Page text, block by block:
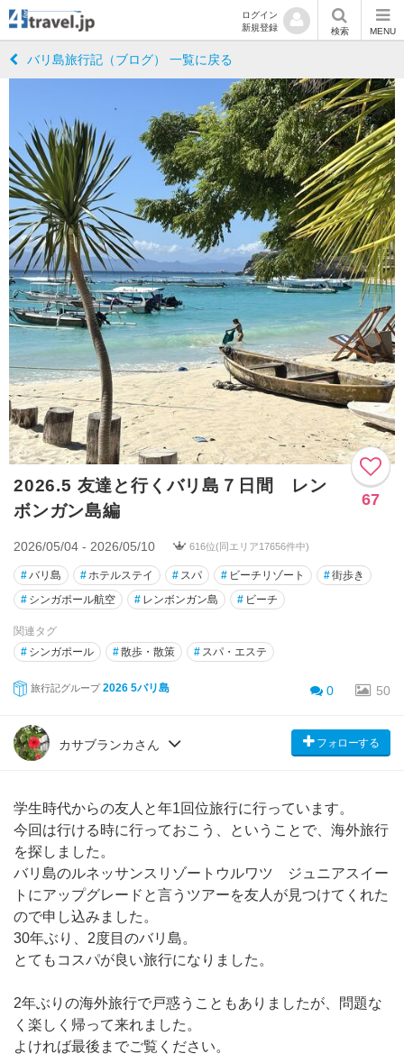
ログイン
新規登録
検索 MENU
バリ島旅行記（ブログ） 一覧に戻る
2026.5 友達と行くバリ島７日間 レン
ボンガン島編
67
2026/05/04 - 2026/05/10 616位(同エリア17656件中)
#バリ島 #ホテルステイ # スパ # ビーチリゾート #街歩き
# シンガポール航空 # レンボンガン島 # ビーチ
関連タグ
# シンガポール #散歩・散策 # スパ・エステ
旅行記グループ 2026 5バリ島 0 50
カサブランカさん フォローする
学生時代からの友人と年1回位旅行に行っています。
今回は行ける時に行っておこう、ということで、海外旅行
を探しました。
バリ島のルネッサンスリゾートウルワツ ジュニアスイー
トにアップグレードと言うツアーを友人が見つけてくれた
ので申し込みました。
30年ぶり、2度目のバリ島。
とてもコスパが良い旅行になりました。
2年ぶりの海外旅行で戸惑うこともありましたが、問題な
く楽しく帰って来れました。
よければ最後までご覧ください。